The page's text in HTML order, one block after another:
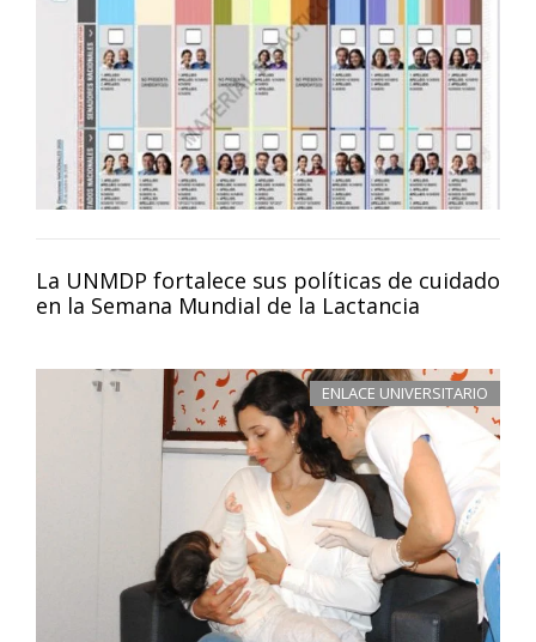
La UNMDP fortalece sus políticas de cuidado
en la Semana Mundial de la Lactancia
ENLACE UNIVERSITARIO